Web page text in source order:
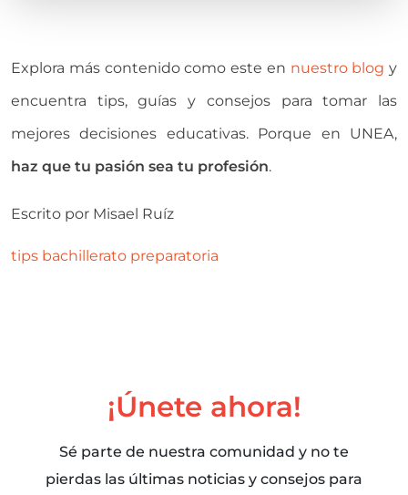
Explora más contenido como este en nuestro blog y
encuentra tips, guías y consejos para tomar las
mejores decisiones educativas. Porque en UNEA,
haz que tu pasión sea tu profesión.
Escrito por Misael Ruíz
tips bachillerato preparatoria
¡Únete ahora!
Sé parte de nuestra comunidad y no te
pierdas las últimas noticias y consejos para